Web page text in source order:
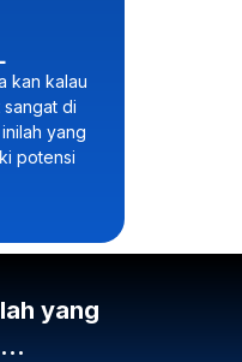
kan kalau
di
yang
potensi
yang